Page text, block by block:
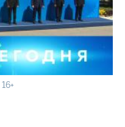
16+